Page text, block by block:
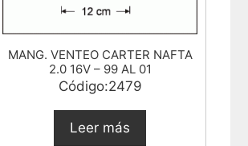
MANG. VENTEO CARTER NAFTA
2.0 16V – 99 AL 01
Código:2479
Leer más